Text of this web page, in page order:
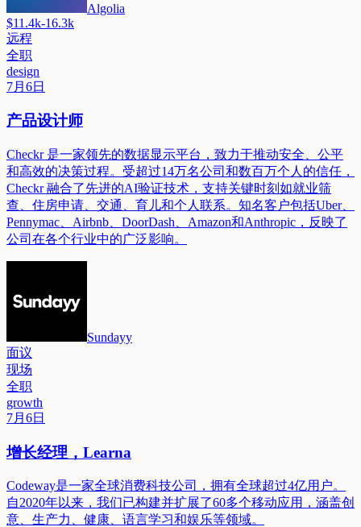
Algolia
$11.4k-16.3k
远程
全职
design
7月6日
产品设计师
Checkr 是一家领先的数据显示平台，致力于推动安全、公平
和高效的决策过程。受超过14万名公司和数百万个人的信任，
Checkr 融合了先进的AI验证技术，支持关键时刻如就业筛
查、住房申请、交通、育儿和个人联系。知名客户包括Uber、
Pennymac、Airbnb、DoorDash、Amazon和Anthropic，反映了
公司在各个行业中的广泛影响。
Sundayy
面议
现场
全职
growth
7月6日
增长经理，Learna
Codeway是一家全球消费科技公司，拥有全球超过4亿用户。
自2020年以来，我们已构建并扩展了60多个移动应用，涵盖创
意、生产力、健康、语言学习和娱乐等领域。